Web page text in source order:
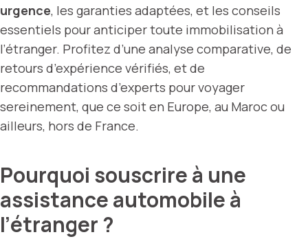
urgence, les garanties adaptées, et les conseils
essentiels pour anticiper toute immobilisation à
l’étranger. Profitez d’une analyse comparative, de
retours d’expérience vérifiés, et de
recommandations d’experts pour voyager
sereinement, que ce soit en Europe, au Maroc ou
ailleurs, hors de France.
Pourquoi souscrire à une
assistance automobile à
l’étranger ?